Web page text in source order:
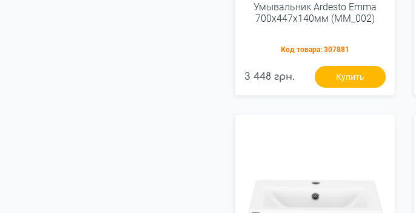
Умывальник Ardesto Emma
700х447х140мм (MM_002)
Код товара: 307881
3 448 грн. Купить